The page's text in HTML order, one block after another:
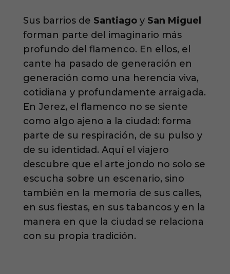
Sus barrios de Santiagoy San Miguel
forman parte del imaginario más
profundo del flamenco. En ellos, el
cante ha pasado de generación en
generación como una herencia viva,
cotidiana y profundamente arraigada.
En Jerez, el flamenco no se siente
como algo ajeno a la ciudad: forma
parte de su respiración, de su pulso y
de su identidad. Aquí el viajero
descubre que el arte jondo no solo se
escucha sobre un escenario, sino
también en la memoria de sus calles,
en sus fiestas, en sus tabancos y en la
manera en que la ciudad se relaciona
con su propia tradición.